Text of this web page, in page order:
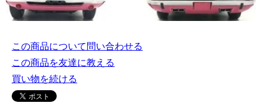
この商品について問い合わせる
この商品を友達に教える
買い物を続ける